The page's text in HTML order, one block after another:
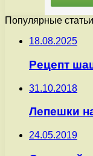
Популярные статьи
18.08.2025
Рецепт
31.10.2018
Лепешки
24.05.2019